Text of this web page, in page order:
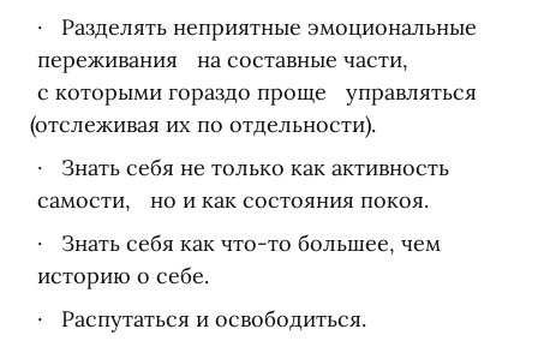
Разделять неприятные эмоциональные
переживания на составные части,
с которыми гораздо проще управляться
(отслеживая их по отдельности).
Знать себя не только как активность
самости, но и как состояния покоя.
Знать себя как что-то большее, чем
историю о себе.
Распутаться и освободиться.